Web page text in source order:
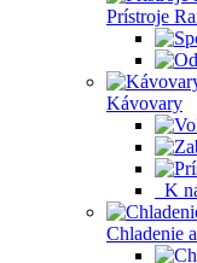
Prístroje
Kávovary
K
Chladenie